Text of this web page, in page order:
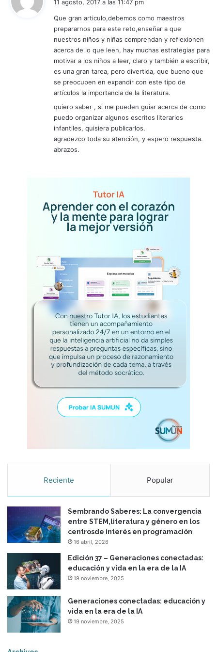
e
:
11 agosto, 2017 a las 11:47 pm
Que gran articulo,debemos como maestros
prepararnos para este reto,enseñar a que
nuestros niños y niñas comprendan y reflexionen
acerca de lo que leen, hay muchas estrategias para
motivar a los niños a leer, claro y también a escribir,
es una gran tarea, pero divertida, que bueno que
se preocupen en expandir con este tipo de
artículos la importancia de la literatura.
quiero saber , si me pueden guiar acerca de como
puedo organizar algunos escritos literarios
infantiles, quisiera publicarlos.
agradezco toda su atención, y espero respuesta.
abrazos.
Reciente Popular
Sembrando Saberes: La convergencia
entre STEM,literatura y género en los
centrosde interés en programación
16 abril, 2026
Edición 37 – Generaciones conectadas:
educación y vida en la era de la IA
19 noviembre, 2025
Generaciones conectadas: educación y
vida en la era de la IA
19 noviembre, 2025